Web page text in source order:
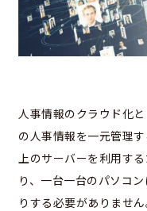
人事情報のクラウド化
の人事情報を一元管理
上のサーバーを利用す
り、一台一台のパソコ
りする必要がありませ